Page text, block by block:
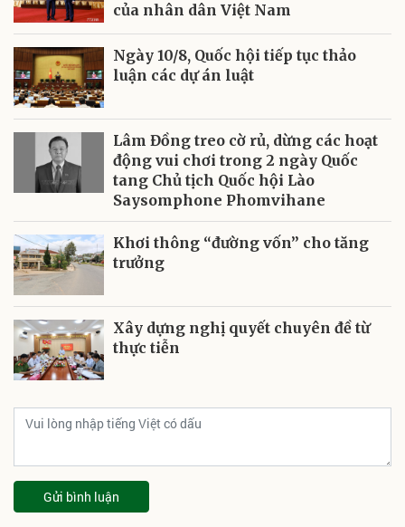
của nhân dân Việt Nam
Ngày 10/8, Quốc hội tiếp tục thảo
luận các dự án luật
Lâm Đồng treo cờ rủ, dừng các hoạt
động vui chơi trong 2 ngày Quốc
tang Chủ tịch Quốc hội Lào
Saysomphone Phomvihane
Khơi thông “đường vốn” cho tăng
trưởng
Xây dựng nghị quyết chuyên đề từ
thực tiễn
Gửi bình luận